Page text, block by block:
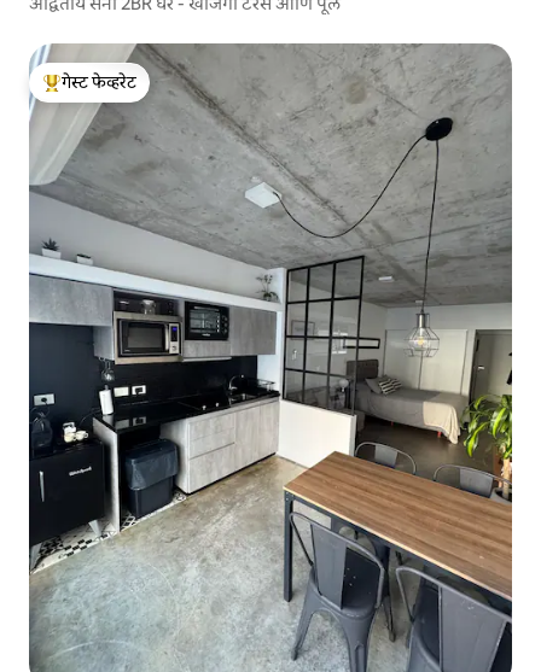
टॉप गेस्ट फेव्हरेट
गेस्ट फेव्हरेट